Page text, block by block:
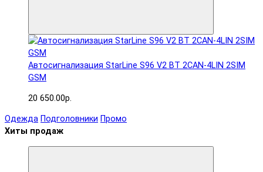
Автосигнализация StarLine S96 V2 BT 2CAN-4LIN 2SIM
GSM
20 650.00р.
Одежда Подголовники Промо
Хиты продаж